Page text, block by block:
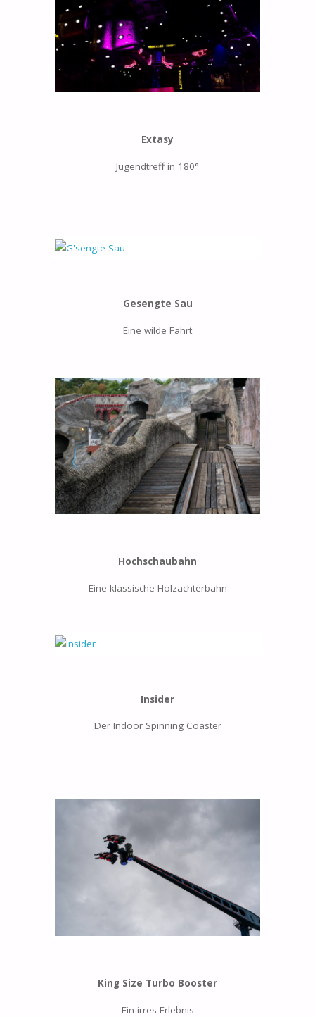
Extasy
Jugendtreff in 180°
Gesengte Sau
Eine wilde Fahrt
Hochschaubahn
Eine klassische Holzachterbahn
Insider
Der Indoor Spinning Coaster
King Size Turbo Booster
Ein irres Erlebnis